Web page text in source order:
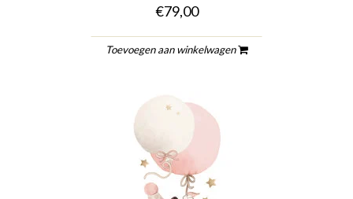
€79,00
Toevoegen aan winkelwagen